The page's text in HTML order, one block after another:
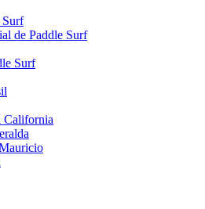
Surf
de Paddle Surf
Surf
California